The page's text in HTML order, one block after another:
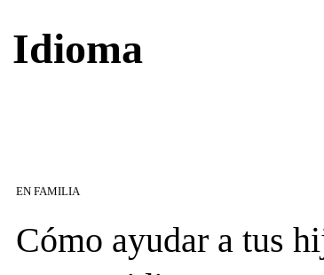
Idioma
EN FAMILIA
Cómo ayudar a tus